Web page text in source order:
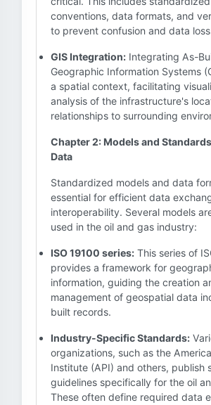
conventions, data formats, and
to prevent confusion and data
GIS Integration: Integrating As-
Geographic Information Systems
a spatial context, facilitating
analysis of the infrastructure's
relationships to surrounding
Chapter 2: Models and
Data
Standardized models and data
essential for efficient data
interoperability. Several models
used in the oil and gas industry:
ISO 19100 series: This series of
provides a framework for
information, guiding the creation
management of geospatial data
built records.
Industry-Specific Standards:
organizations, such as the
Institute (API) and others, publish
guidelines specifically for the oil
These often define required data